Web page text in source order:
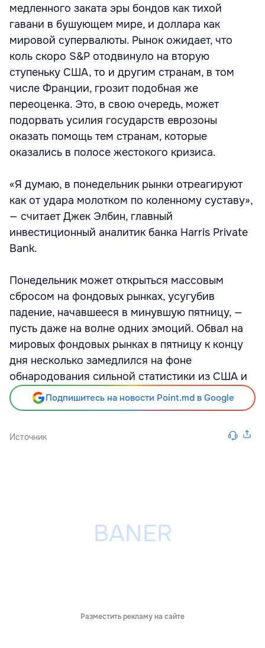
медленного заката эры бондов как тихой
гавани в бушующем мире, и доллара как
мировой супервалюты. Рынок ожидает, что
коль скоро S&P отодвинуло на вторую
ступеньку США, то и другим странам, в том
числе Франции, грозит подобная же
переоценка. Это, в свою очередь, может
подорвать усилия государств еврозоны
оказать помощь тем странам, которые
оказались в полосе жестокого кризиса.
«Я думаю, в понедельник рынки отреагируют
как от удара молотком по коленному суставу»,
— считает Джек Элбин, главный
инвестиционный аналитик банка Harris Private
Bank.
Понедельник может открыться массовым
сбросом на фондовых рынках, усугубив
падение, начавшееся в минувшую пятницу, —
пусть даже на волне одних эмоций. Обвал на
мировых фондовых рынках в пятницу к концу
дня несколько замедлился на фоне
обнародования сильной статистики из США и
Подпишитесь на новости Point.md в Google
Источник
Разместить рекламу на сайте